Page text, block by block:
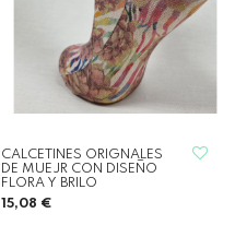
CALCETINES ORIGNALES
DE MUEJR CON DISEÑO
FLORA Y BRILO
15,08 €